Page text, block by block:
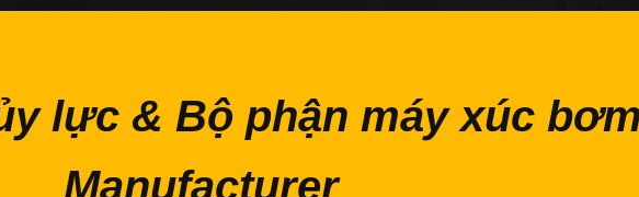
lực & Bộ phận máy xúc
Manufacturer